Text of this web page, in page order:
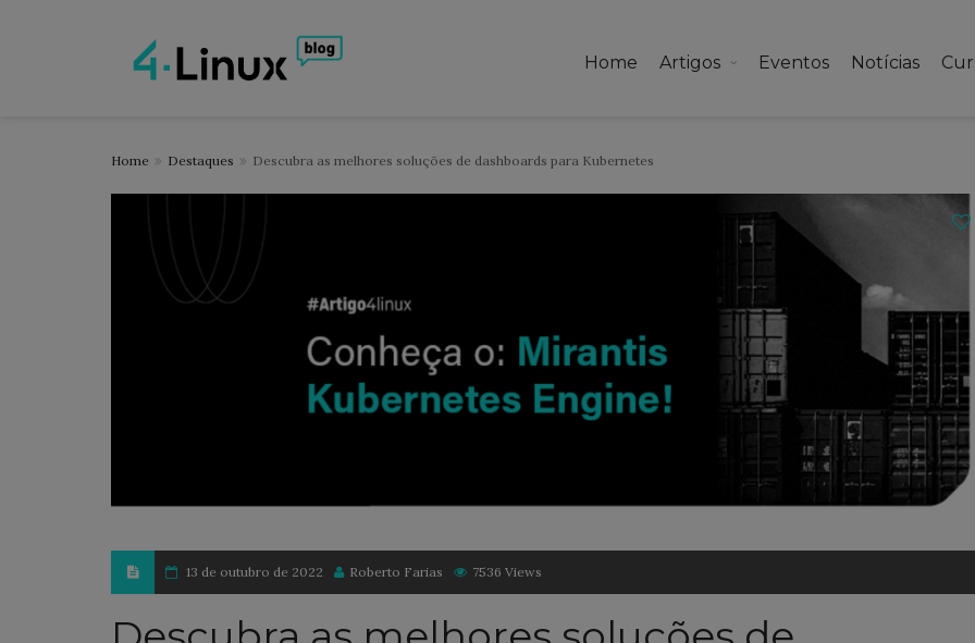
Home Artigos Eventos Notícias
Home Destaques Descubra as melhores soluções de dashboards para Kubernetes
13 de outubro de 2022 Roberto Farias 7536 Views